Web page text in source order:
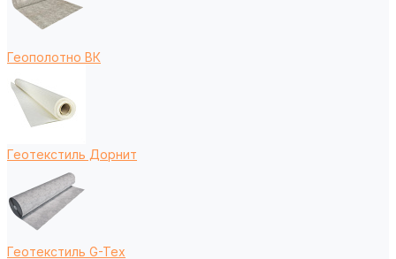
Геополотно ВК
Геотекстиль Дорнит
Геотекстиль G-Tex